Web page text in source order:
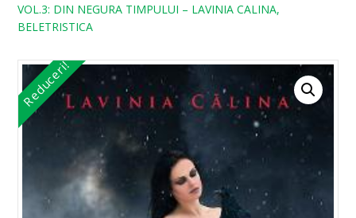
VOL.3: DIN NEGURA TIMPULUI – LAVINIA CALINA,
BELETRISTICA
Reduceri!